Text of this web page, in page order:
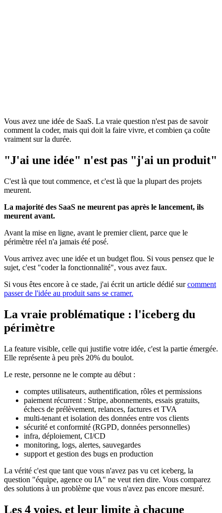
Vous avez une idée de SaaS. La vraie question n'est pas de savoir
comment la coder, mais qui doit la faire vivre, et combien ça coûte
vraiment sur la durée.
"J'ai une idée" n'est pas "j'ai un produit"
C'est là que tout commence, et c'est là que la plupart des projets
meurent.
La majorité des SaaS ne meurent pas après le lancement, ils
meurent avant.
Avant la mise en ligne, avant le premier client, parce que le
périmètre réel n'a jamais été posé.
Vous arrivez avec une idée et un budget flou. Si vous pensez que le
sujet, c'est "coder la fonctionnalité", vous avez faux.
Si vous êtes encore à ce stade, j'ai écrit un article dédié surcomment
passer de l'idée au produit sans se cramer.
La vraie problématique : l'iceberg du
périmètre
La feature visible, celle qui justifie votre idée, c'est la partie émergée.
Elle représente à peu près 20% du boulot.
Le reste, personne ne le compte au début :
comptes utilisateurs, authentification, rôles et permissions
paiement récurrent : Stripe, abonnements, essais gratuits,
échecs de prélèvement, relances, factures et TVA
multi-tenant et isolation des données entre vos clients
sécurité et conformité (RGPD, données personnelles)
infra, déploiement, CI/CD
monitoring, logs, alertes, sauvegardes
support et gestion des bugs en production
La vérité c'est que tant que vous n'avez pas vu cet iceberg, la
question "équipe, agence ou IA" ne veut rien dire. Vous comparez
des solutions à un problème que vous n'avez pas encore mesuré.
Les 4 voies, et leur limite à chacune